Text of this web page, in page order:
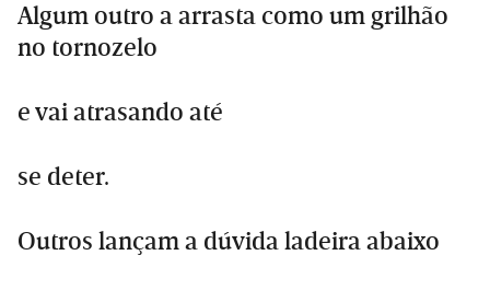
Algum outro a arrasta como um grilhão
no tornozelo
e vai atrasando até
se deter.
Outros lançam a dúvida ladeira abaixo